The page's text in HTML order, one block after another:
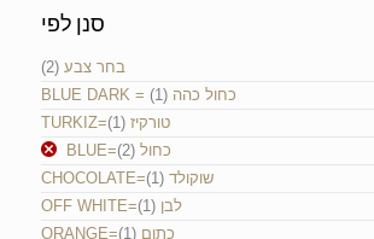
סנן לפי
בחר צבע (2)
BLUE DARK = כחול כהה (1)
TURKIZ=טורקיז (1)
BLUE=כחול (2)
CHOCOLATE=שוקולד (1)
OFF WHITE=לבן (1)
ORANGE=כתום (1)